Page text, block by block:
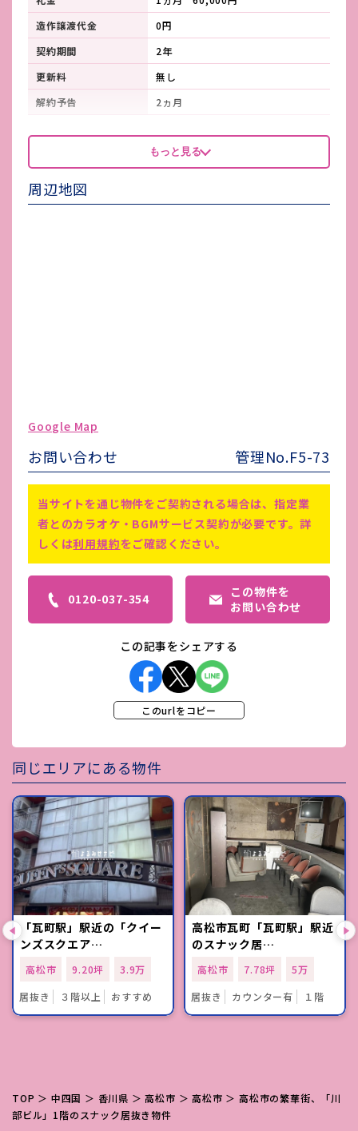
造作譲渡代金
0円
契約期間
2年
更新料
無し
解約予告
2ヵ月
看板製作費
-
看板使用料・
維持管理費
-
鍵交換費
-
備考 -
もっと見る
周辺地図
Google Map
お問い合わせ 管理No.F5-73
当サイトを通じ物件をご契約される場合は、指定業
者とのカラオケ・BGMサービス契約が必要です。詳
しくは利用規約をご確認ください。
0120-037-354
この物件を
お問い合わせ
この記事をシェアする
このurlをコピー
同じエリアにある物件
「瓦町駅」駅近の「クイー
ンズスクエア…
高松市 9.20坪
3.9万
居抜き
３階以上 おすすめ
高松市瓦町「瓦町駅」駅近
のスナック居…
高松市 7.78坪
5万
居抜き
カウンター有 １階
TOP ＞ 中四国 ＞ 香川県 ＞高松市 ＞高松市 ＞ 高松市の繁華街、「川
部ビル」1階のスナック居抜き物件